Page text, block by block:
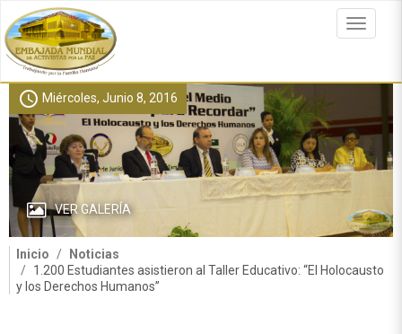
al
contenido
principal
Toggle
schedule Miércoles, Junio 8, 2016
VER GALERÍA
Inicio
Noticias
1.200 Estudiantes asistieron al Taller Educativo: “El Holocausto
y los Derechos Humanos”